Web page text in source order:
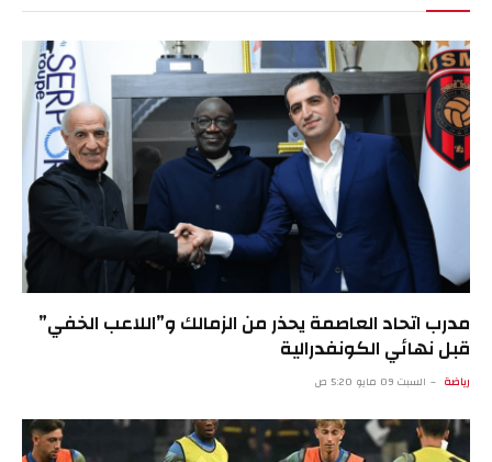
مدرب اتحاد العاصمة يحذر من الزمالك و”اللاعب الخفي”
قبل نهائي الكونفدرالية
رياضة السبت 09 مايو 5:20 ص